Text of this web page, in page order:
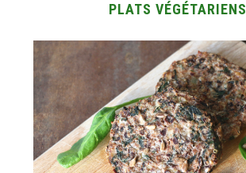
PLATS VÉGÉTARIENS